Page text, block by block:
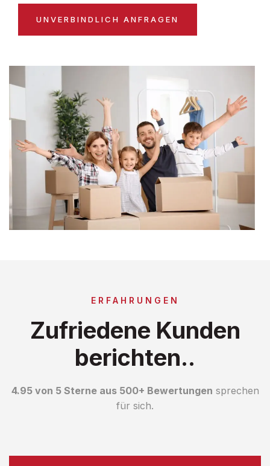
UNVERBINDLICH ANFRAGEN
ERFAHRUNGEN
Zufriedene Kunden
berichten..
4.95 von 5 Sterne aus 500+ Bewertungen sprechen
für sich.